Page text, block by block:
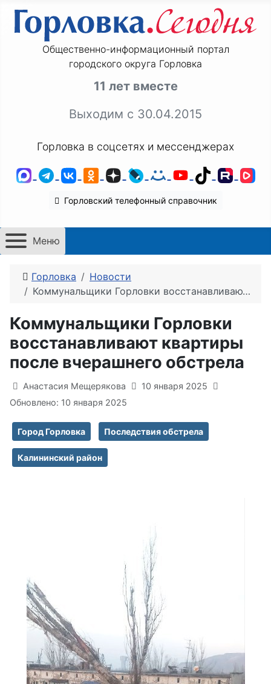
Общественно-информационный портал
городского округа Горловка
11 лет вместе
Выходим с 30.04.2015
Горловка в соцсетях и мессенджерах
MAXTelegram
ВКонтакте
Одноклассники
ДзенLiveJournal
Мой Мир
YouTube
TikTok
Горловский телефонный справочник
Меню
Горловка
Новости
Коммунальщики Горловки восстанавливают квартиры после вчерашнего обстрела
Коммунальщики Горловки
восстанавливают квартиры
после вчерашнего обстрела
Информация о материале
Анастасия Мещерякова
10 января 2025
Обновлено: 10 января 2025
Город Горловка Последствия обстрела
Калининский район